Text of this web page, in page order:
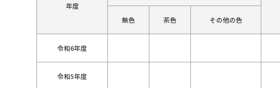
年度
無色
茶色 その他の色
令和6年度
令和5年度